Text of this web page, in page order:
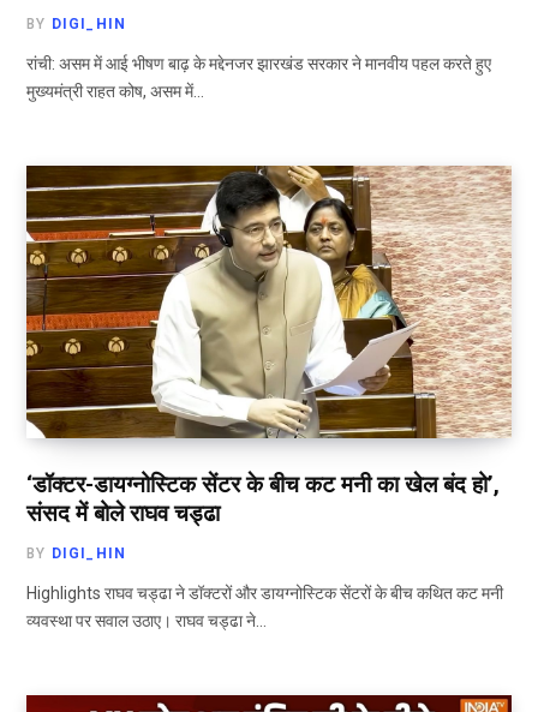
BY DIGI_HIN
रांची: असम में आई भीषण बाढ़ के मद्देनजर झारखंड सरकार ने मानवीय पहल करते हुए
मुख्यमंत्री राहत कोष, असम में…
‘डॉक्टर-डायग्नोस्टिक सेंटर के बीच कट मनी का खेल बंद हो’,
संसद में बोले राघव चड्ढा
BY DIGI_HIN
Highlights राघव चड्ढा ने डॉक्टरों और डायग्नोस्टिक सेंटरों के बीच कथित कट मनी
व्यवस्था पर सवाल उठाए। राघव चड्ढा ने…